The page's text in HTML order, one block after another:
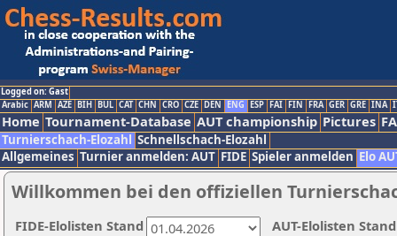
Logged on: Gast
Arabic ARM AZE BIH BUL CAT CHN CRO CZE DEN ENG ESP FAI FIN FRA GER GRE INA
Home Tournament-Database AUT championship Pictures
Turnierschach-Elozahl Schnellschach-Elozahl
Allgemeines Turnier anmelden: AUT FIDE Spieler anmelden Elo
Willkommen bei den offiziellen
AUT-Elolisten
FIDE-Elolisten Stand